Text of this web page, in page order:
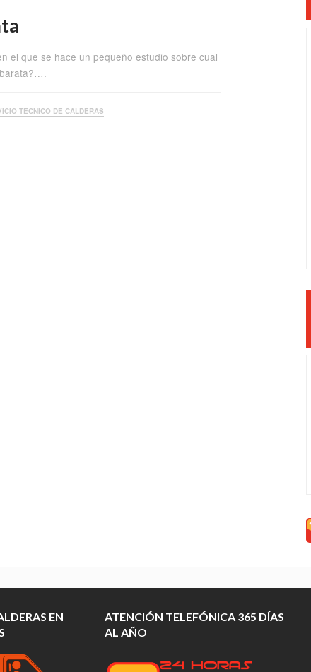
el que se hace un pequeño estudio sobre cual
TECNICO DE CALDERAS
EN
ATENCIÓN TELEFÓNICA 365 DÍAS
AL AÑO